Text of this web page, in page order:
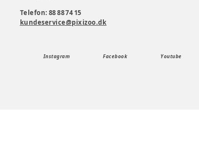
Telefon: 88 88 74 15
kundeservice@pixizoo.dk
Instagram Facebook Youtube